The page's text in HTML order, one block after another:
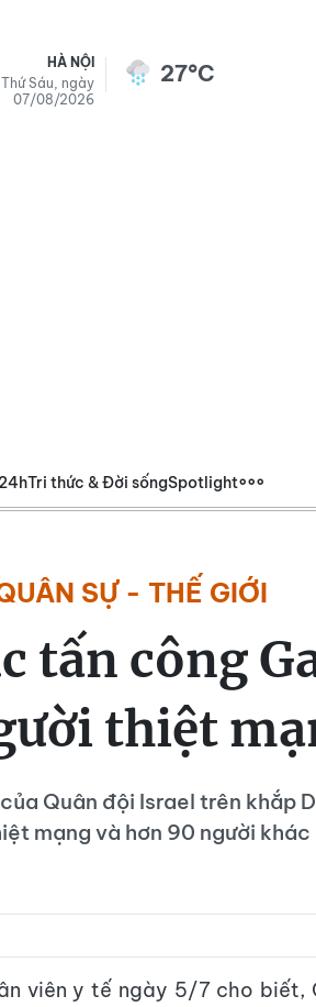
HÀ NỘI
Thứ Sáu, ngày
07/08/2026
27°C
Tri thức & Đời sốngSpotlight
SỰ - THẾ GIỚI
tấn công
thiệt
Quân đội Israel trên khắp
mạng và hơn 90 người
viên y tế ngày 5/7 cho biết,